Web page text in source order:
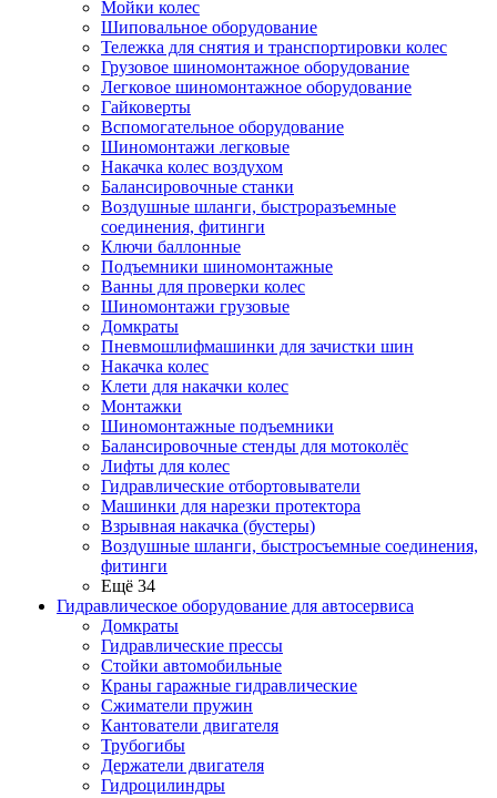
Мойки колес
Шиповальное оборудование
Тележка для снятия и транспортировки колес
Грузовое шиномонтажное оборудование
Легковое шиномонтажное оборудование
Гайковерты
Вспомогательное оборудование
Шиномонтажи легковые
Накачка колес воздухом
Балансировочные станки
Воздушные шланги, быстроразъемные
соединения, фитинги
Ключи баллонные
Подъемники шиномонтажные
Ванны для проверки колес
Шиномонтажи грузовые
Домкраты
Пневмошлифмашинки для зачистки шин
Накачка колес
Клети для накачки колес
Монтажки
Шиномонтажные подъемники
Балансировочные стенды для мотоколёс
Лифты для колес
Гидравлические отбортовыватели
Машинки для нарезки протектора
Взрывная накачка (бустеры)
Воздушные шланги, быстросъемные соединения,
фитинги
Ещё 34
Гидравлическое оборудование для автосервиса
Домкраты
Гидравлические прессы
Стойки автомобильные
Краны гаражные гидравлические
Сжиматели пружин
Кантователи двигателя
Трубогибы
Держатели двигателя
Гидроцилиндры